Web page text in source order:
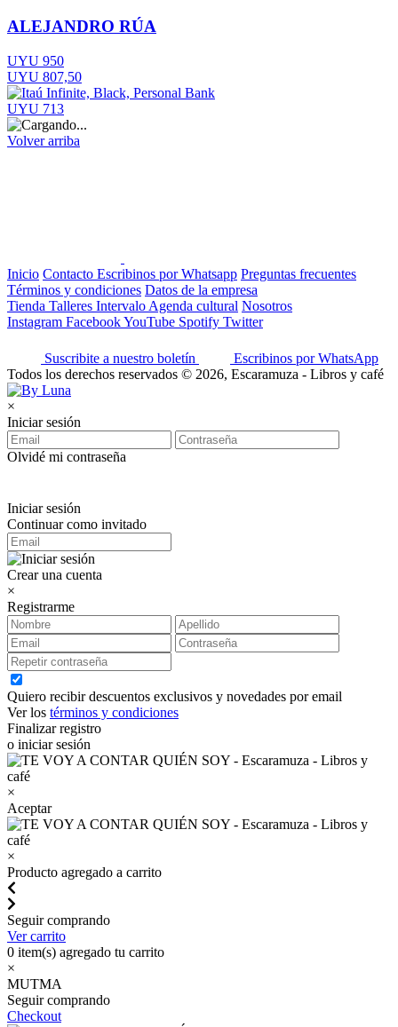
ALEJANDRO RÚA
UYU 950
UYU 807,50
UYU 713
Volver arriba
Inicio Contacto Escribinos por Whatsapp Preguntas frecuentes
Términos y condiciones Datos de la empresa
Tienda Talleres Intervalo Agenda cultural Nosotros
Instagram FacebookYouTube Spotify Twitter
Suscribite a nuestro boletín
Escribinos por WhatsApp
Todos los derechos reservados © 2026, Escaramuza - Libros y café
×
Iniciar sesión
Olvidé mi contraseña
Iniciar sesión
Continuar como invitado
Crear una cuenta
×
Registrarme
Quiero recibir descuentos exclusivos y novedades por email
Ver los términos y condiciones
Finalizar registro
o iniciar sesión
×
Aceptar
×
Producto agregado a carrito
Seguir comprando
Ver carrito
0 item(s) agregado tu carrito
×
MUTMA
Seguir comprando
Checkout